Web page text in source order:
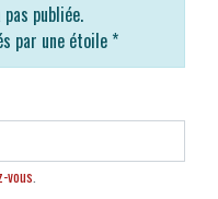
publiée.
par une étoile *
vous.